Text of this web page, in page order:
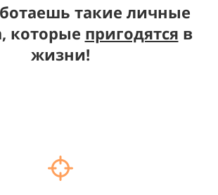
такие личные
которые пригодятся в
жизни!